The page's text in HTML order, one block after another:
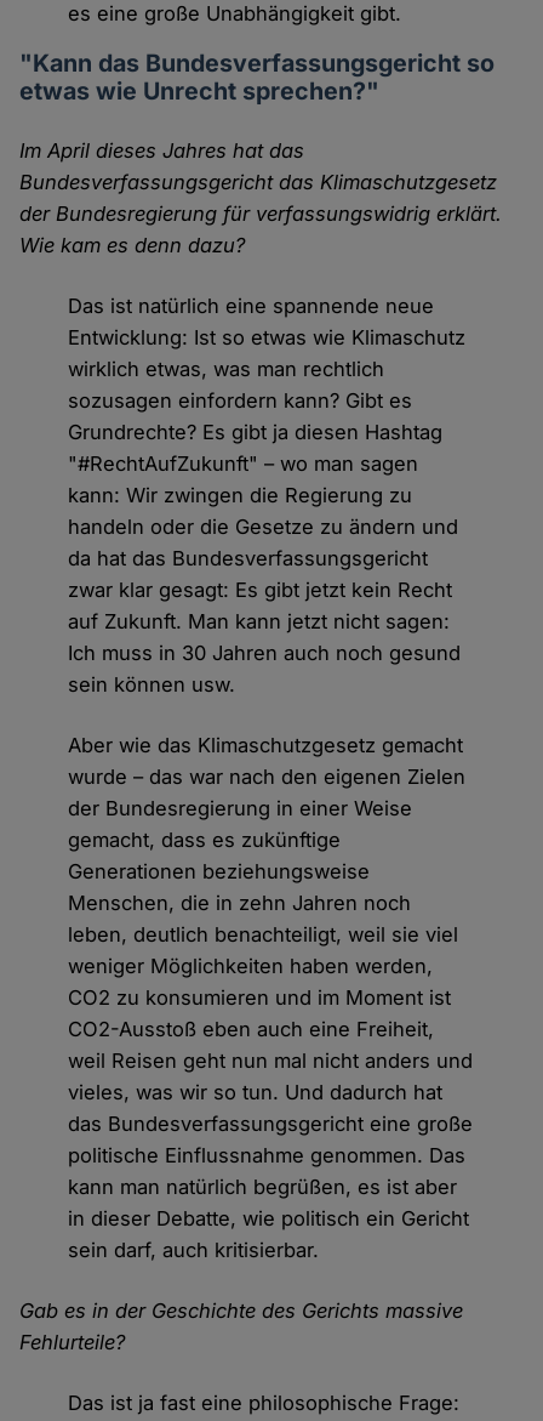
es eine große Unabhängigkeit gibt.
"Kann das Bundesverfassungsgericht so
etwas wie Unrecht sprechen?"
Im April dieses Jahres hat das
Bundesverfassungsgericht das Klimaschutzgesetz
der Bundesregierung für verfassungswidrig erklärt.
Wie kam es denn dazu?
Das ist natürlich eine spannende neue
Entwicklung: Ist so etwas wie Klimaschutz
wirklich etwas, was man rechtlich
sozusagen einfordern kann? Gibt es
Grundrechte? Es gibt ja diesen Hashtag
"#RechtAufZukunft" – wo man sagen
kann: Wir zwingen die Regierung zu
handeln oder die Gesetze zu ändern und
da hat das Bundesverfassungsgericht
zwar klar gesagt: Es gibt jetzt kein Recht
auf Zukunft. Man kann jetzt nicht sagen:
Ich muss in 30 Jahren auch noch gesund
sein können usw.
Aber wie das Klimaschutzgesetz gemacht
wurde – das war nach den eigenen Zielen
der Bundesregierung in einer Weise
gemacht, dass es zukünftige
Generationen beziehungsweise
Menschen, die in zehn Jahren noch
leben, deutlich benachteiligt, weil sie viel
weniger Möglichkeiten haben werden,
CO2 zu konsumieren und im Moment ist
CO2-Ausstoß eben auch eine Freiheit,
weil Reisen geht nun mal nicht anders und
vieles, was wir so tun. Und dadurch hat
das Bundesverfassungsgericht eine große
politische Einflussnahme genommen. Das
kann man natürlich begrüßen, es ist aber
in dieser Debatte, wie politisch ein Gericht
sein darf, auch kritisierbar.
Gab es in der Geschichte des Gerichts massive
Fehlurteile?
Das ist ja fast eine philosophische Frage: